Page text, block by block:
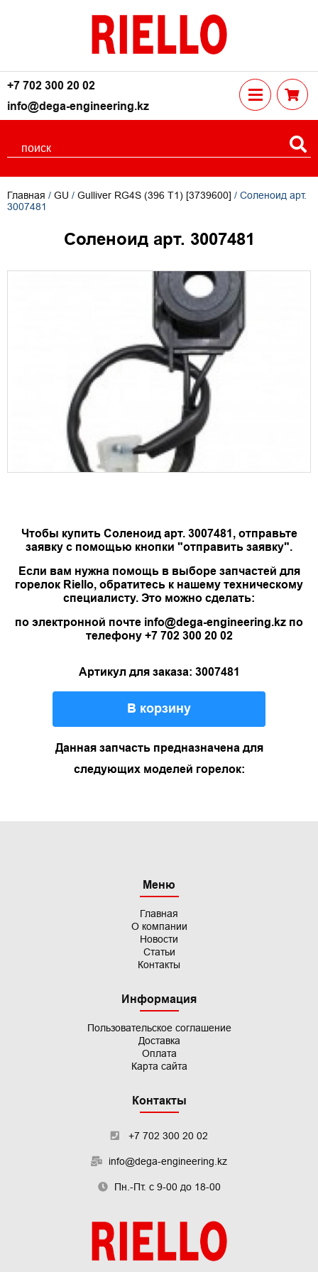
+7 702 300 20 02
info@dega-engineering.kz
Главная / GU / Gulliver RG4S (396 T1) [3739600] / Соленоид арт.
3007481
Соленоид арт. 3007481
Чтобы купить Соленоид арт. 3007481, отправьте
заявку с помощью кнопки "отправить заявку".
Если вам нужна помощь в выборе запчастей для
горелок Riello, обратитесь к нашему техническому
специалисту. Это можно сделать:
по электронной почте info@dega-engineering.kz по
телефону +7 702 300 20 02
Артикул для заказа: 3007481
В корзину
Данная запчасть предназначена для
следующих моделей горелок:
Меню
Главная
О компании
Новости
Статьи
Контакты
Информация
Пользовательскоесоглашение
Доставка
Оплата
Карта сайта
Контакты
+7 702 300 20 02
info@dega-engineering.kz
Пн.-Пт. с 9-00 до 18-00